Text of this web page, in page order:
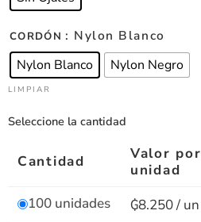
CORDÓN : Nylon Blanco
Nylon Blanco Nylon Negro
LIMPIAR
Seleccione la cantidad
Cantidad
Valor por
unidad
100 unidades
₲8.250 / un